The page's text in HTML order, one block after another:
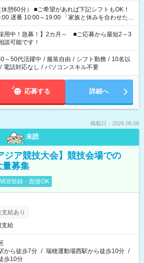
あれば下記シフトもOK！
～19:00 「家族と休みを合わせた
って夕飯の準備がしたい」 「できれば残業はし
ご希望を教えてくださいね。 ※Wワーク希望
お仕事で希望する勤務時間と、もう1つのお仕事
計で週40時間を超える場合は応募できません。
用中！急募！】2カ月～ ■ご応募から最短2～3
談可能です！
～50代活躍中 / 服装自由 / シフト勤務 / 10名以
/ 電話対応なし / パソコンスキル不要
応募する 詳細へ
掲載日：2026.08.08
未読
ジア競技大会】競技会場での
量募集
登録・面接OK
給あり
支給
から徒歩7分 / 瑞穂運動場西駅から徒歩10分 /
歩10分